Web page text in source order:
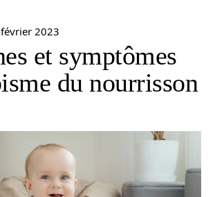
2023
et symptômes
du nourrisson